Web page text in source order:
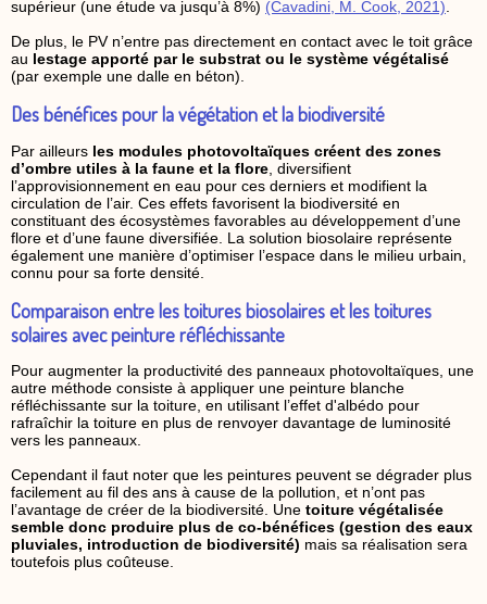
supérieur (une étude va jusqu’à 8%) (Cavadini, M. Cook, 2021)
De plus, le PV n’entre pas directement en contact avec le toit grâce
au lestage apporté par le substrat ou le système végétalisé
(par exemple une dalle en béton).
Des bénéfices pour la végétation et la biodiversité
Par ailleurs les modules photovoltaïques créent des zones
d’ombre utiles à la faune et la flore , diversifient
l’approvisionnement en eau pour ces derniers et modifient la
circulation de l’air. Ces effets favorisent la biodiversité en
constituant des écosystèmes favorables au développement d’une
flore et d’une faune diversifiée. La solution biosolaire représente
également une manière d’optimiser l’espace dans le milieu urbain,
connu pour sa forte densité.
Comparaison entre les toitures biosolaires et les toitures
solaires avec peinture réfléchissante
Pour augmenter la productivité des panneaux photovoltaïques, une
autre méthode consiste à appliquer une peinture blanche
réfléchissante sur la toiture, en utilisant l’effet d'albédo pour
rafraîchir la toiture en plus de renvoyer davantage de luminosité
vers les panneaux.
Cependant il faut noter que les peintures peuvent se dégrader plus
facilement au fil des ans à cause de la pollution, et n’ont pas
l’avantage de créer de la biodiversité. Une toiture végétalisée
semble donc produire plus de co-bénéfices (gestion des eaux
pluviales, introduction de biodiversité) mais sa réalisation sera
toutefois plus coûteuse.